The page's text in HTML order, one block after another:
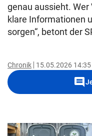
genau aussieht.
klare Informationen
sorgen“, betont der
Chronik 15.05.2026 14:35
comment